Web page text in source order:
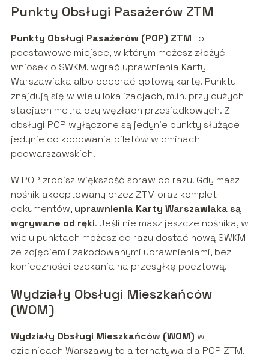
Punkty Obsługi Pasażerów ZTM
Punkty Obsługi Pasażerów (POP) ZTM to
podstawowe miejsce, w którym możesz złożyć
wniosek o SWKM, wgrać uprawnienia Karty
Warszawiaka albo odebrać gotową kartę. Punkty
znajdują się w wielu lokalizacjach, m.in. przy dużych
stacjach metra czy węzłach przesiadkowych. Z
obsługi POP wyłączone są jedynie punkty służące
jedynie do kodowania biletów w gminach
podwarszawskich.
W POP zrobisz większość spraw od razu. Gdy masz
nośnik akceptowany przez ZTM oraz komplet
dokumentów, uprawnienia Karty Warszawiaka są
wgrywane od ręki. Jeśli nie masz jeszcze nośnika, w
wielu punktach możesz od razu dostać nową SWKM
ze zdjęciem i zakodowanymi uprawnieniami, bez
konieczności czekania na przesyłkę pocztową.
Wydziały Obsługi Mieszkańców
(WOM)
Wydziały Obsługi Mieszkańców (WOM) w
dzielnicach Warszawy to alternatywa dla POP ZTM.